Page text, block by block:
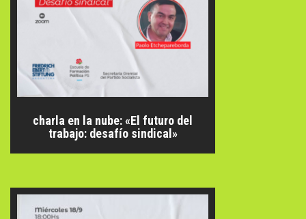
charla en la nube: «El futuro del
trabajo: desafío sindical»